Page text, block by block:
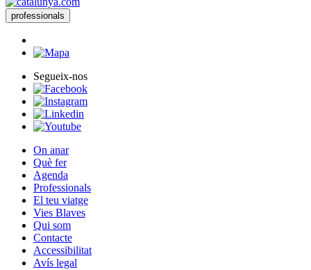
professionals
Segueix-nos
On anar
Què fer
Agenda
Professionals
El teu viatge
Vies Blaves
Qui som
Contacte
Accessibilitat
Avís legal